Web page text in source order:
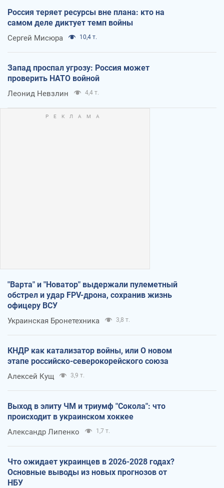
Россия теряет ресурсы вне плана: кто на
самом деле диктует темп войны
Сергей Мисюра 10,4 т.
Запад проспал угрозу: Россия может
проверить НАТО войной
Леонид Невзлин 4,4 т.
"Варта" и "Новатор" выдержали пулеметный
обстрел и удар FPV-дрона, сохранив жизнь
офицеру ВСУ
Украинская Бронетехника 3,8 т.
КНДР как катализатор войны, или О новом
этапе российско-северокорейского союза
Алексей Кущ 3,9 т.
Выход в элиту ЧМ и триумф "Сокола": что
происходит в украинском хоккее
Александр Липенко 1,7 т.
Что ожидает украинцев в 2026-2028 годах?
Основные выводы из новых прогнозов от
НБУ